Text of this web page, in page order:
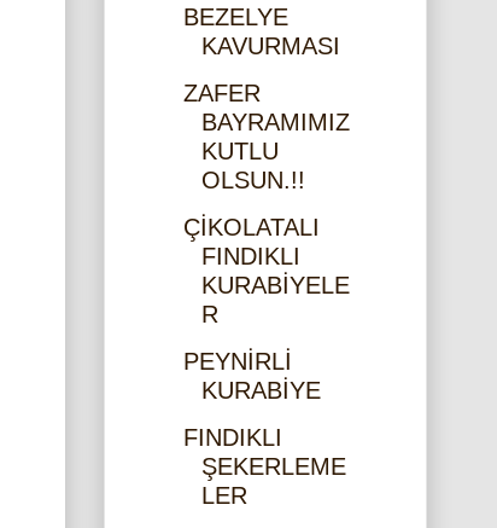
BEZELYE
KAVURMASI
ZAFER
BAYRAMIMIZ
KUTLU
OLSUN.!!
ÇİKOLATALI
FINDIKLI
KURABİYELE
R
PEYNİRLİ
KURABİYE
FINDIKLI
ŞEKERLEME
LER